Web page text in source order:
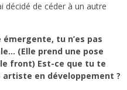
décidé de céder à un autre
tu n’es pas
(Elle prend une pose
front) Est-ce que tu te
artiste en développement ?